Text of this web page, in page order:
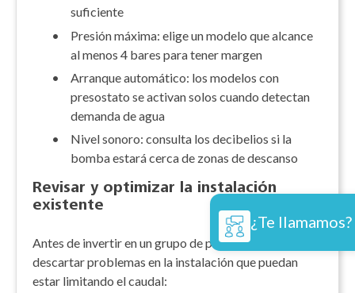
suficiente
•
Presión máxima: elige un modelo que alcance
al menos 4 bares para tener margen
•
Arranque automático: los modelos con
presostato se activan solos cuando detectan
demanda de agua
•
Nivel sonoro: consulta los decibelios si la
bomba estará cerca de zonas de descanso
Revisar y optimizar la instalación
existente
Antes de invertir en un grupo de presión, vale la pena
descartar problemas en la instalación que puedan
estar limitando el caudal:
¿Te llamamos?